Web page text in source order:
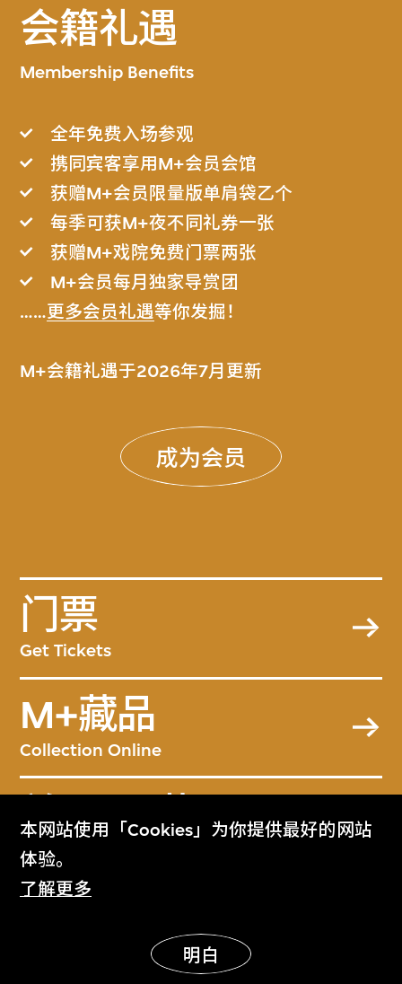
本网站使用「Cookies」为你提供最好的网站
体验。
了解更多
明白
会籍礼遇
Membership Benefits
全年免费入场参观
携同宾客享用M+会员会馆
获赠M+会员限量版单肩袋乙个
每季可获M+夜不同礼券一张
获赠M+戏院免费门票两张
M+会员每月独家导赏团
……更多会员礼遇等你发掘！
M+会籍礼遇于2026年7月更新
成为会员
门票
Get Tickets
M+藏品
Collection Online
关于M+藏品
About the Collection
M+杂志